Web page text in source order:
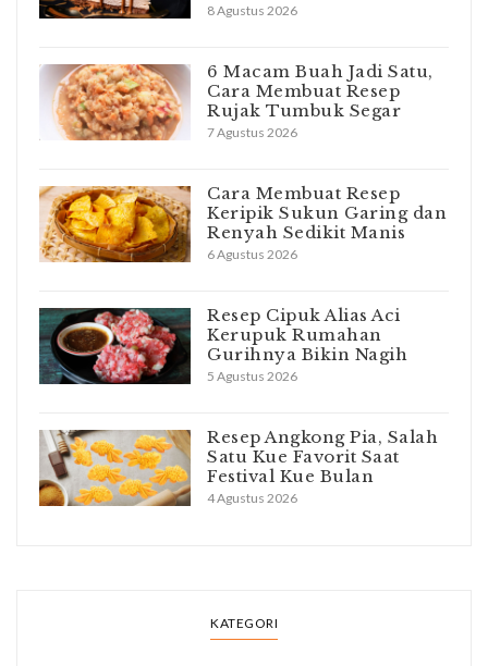
8 Agustus 2026
6 Macam Buah Jadi Satu,
Cara Membuat Resep
Rujak Tumbuk Segar
7 Agustus 2026
Cara Membuat Resep
Keripik Sukun Garing dan
Renyah Sedikit Manis
6 Agustus 2026
Resep Cipuk Alias Aci
Kerupuk Rumahan
Gurihnya Bikin Nagih
5 Agustus 2026
Resep Angkong Pia, Salah
Satu Kue Favorit Saat
Festival Kue Bulan
4 Agustus 2026
KATEGORI